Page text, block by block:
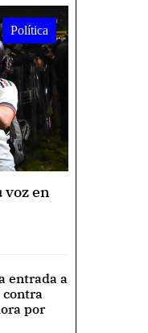
Política
voz en
entrada a
por